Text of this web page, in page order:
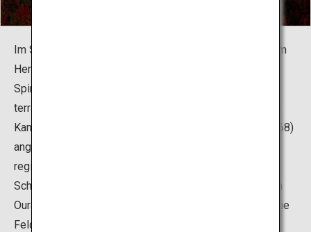
Im Sommer erstrahlt die Landschaft in saftigem Grün; im
Herbst bilden die goldenen Blätter mit den rosaroten
Spinnenlilien einen beeindruckenden Kontrast. Die
terrassenförmigen Reisfelder von Oura wurden von der
Kamakura-Zeit (1185-1333) bis zur Edo-Zeit (1603-1868)
angelegt, und der dort angebaute Reis wurde an die
regionale feudale Domäne weitergegeben. Heutige
Schätzungen gehen davon aus, dass die Reisfelder von
Oura aus rund 1.000 einzelnen Reisfeldern bestehen. Die
Felder wurden auf einem Hügel mit Blick auf die Imari-